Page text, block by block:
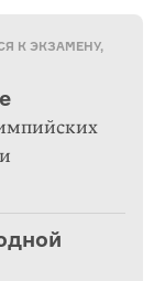
К ЭКЗАМЕНУ,